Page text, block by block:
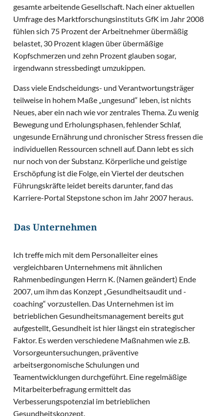
gesamte arbeitende Gesellschaft. Nach einer aktuellen
Umfrage des Marktforschungsinstituts GfK im Jahr 2008
fühlen sich 75 Prozent der Arbeitnehmer übermäßig
belastet, 30 Prozent klagen über übermäßige
Kopfschmerzen und zehn Prozent glauben sogar,
irgendwann stressbedingt umzukippen.
Dass viele Endscheidungs- und Verantwortungsträger
teilweise in hohem Maße „ungesund“ leben, ist nichts
Neues, aber ein nach wie vor zentrales Thema. Zu wenig
Bewegung und Erholungsphasen, fehlender Schlaf,
ungesunde Ernährung und chronischer Stress fressen die
individuellen Ressourcen schnell auf. Dann lebt es sich
nur noch von der Substanz. Körperliche und geistige
Erschöpfung ist die Folge, ein Viertel der deutschen
Führungskräfte leidet bereits darunter, fand das
Karriere-Portal Stepstone schon im Jahr 2007 heraus.
Das Unternehmen
Ich treffe mich mit dem Personalleiter eines
vergleichbaren Unternehmens mit ähnlichen
Rahmenbedingungen Herrn K. (Namen geändert) Ende
2007, um ihm das Konzept „Gesundheitsaudit und -
coaching“ vorzustellen. Das Unternehmen ist im
betrieblichen Gesundheitsmanagement bereits gut
aufgestellt, Gesundheit ist hier längst ein strategischer
Faktor. Es werden verschiedene Maßnahmen wie z.B.
Vorsorgeuntersuchungen, präventive
arbeitsergonomische Schulungen und
Teamentwicklungen durchgeführt. Eine regelmäßige
Mitarbeiterbefragung ermittelt das
Verbesserungspotenzial im betrieblichen
Gesundheitskonzept.